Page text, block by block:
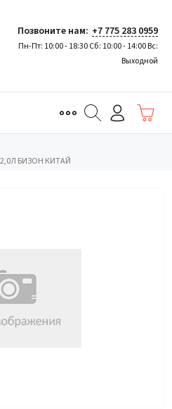
Позвоните нам: +7 775 283 0959
Пн-Пт: 10:00 - 18:30 Сб: 10:00 - 14:00 Вс:
Выходной
БИЗОН КИТАЙ